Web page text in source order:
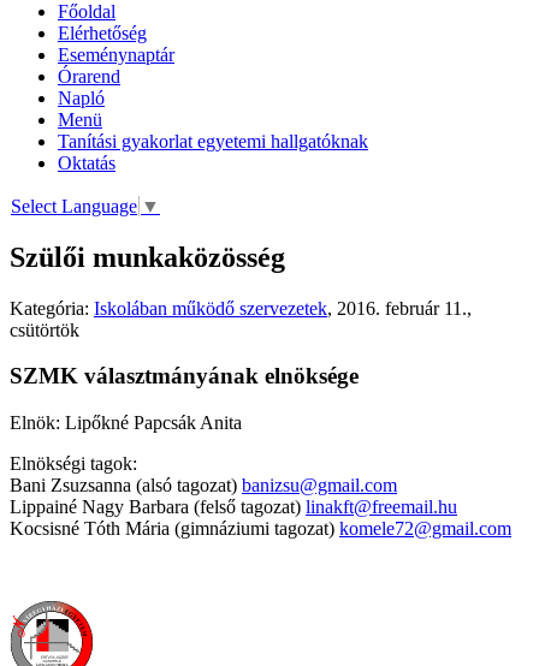
Főoldal
Elérhetőség
Eseménynaptár
Órarend
Napló
Menü
Tanítási gyakorlat egyetemi hallgatóknak
Oktatás
Select Language ▼
Szülői munkaközösség
Kategória: Iskolában működő szervezetek, 2016. február 11.,
csütörtök
SZMK választmányának elnöksége
Elnök: Lipőkné Papcsák Anita
Elnökségi tagok:
Bani Zsuzsanna (alsó tagozat) banizsu@gmail.com
Lippainé Nagy Barbara (felső tagozat) linakft@freemail.hu
Kocsisné Tóth Mária (gimnáziumi tagozat) komele72@gmail.com